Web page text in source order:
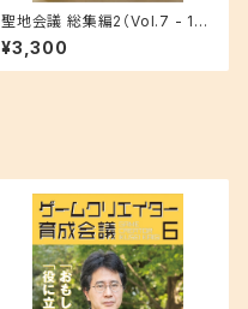
聖地会議 総集編2（Vol.7 - 12
収録）
¥3,300